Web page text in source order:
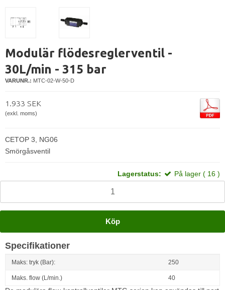
Modulär flödesreglerventil -
30L/min - 315 bar
VARUNR.: MTC-02-W-50-D
1.933 SEK
(exkl. moms)
CETOP 3, NG06
Smörgåsventil
Lagerstatus: På lager ( 16 )
Köp
Specifikationer
Maks: tryk (Bar): 250
Maks. flow (L/min.) 40